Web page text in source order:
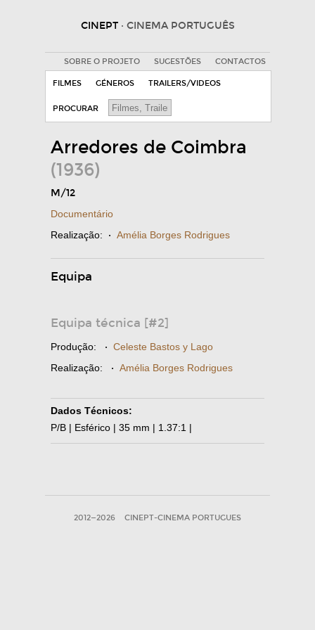
CINEPT · CINEMA PORTUGUÊS
SOBRE O PROJETO SUGESTÕES CONTACTOS
FILMES GÉNEROS TRAILERS/VIDEOS
PROCURAR
Arredores de Coimbra
(1936)
M/12
Documentário
Realização: · Amélia Borges Rodrigues
Equipa
Equipa técnica [#2]
Produção: · Celeste Bastos y Lago
Realização: · Amélia Borges Rodrigues
Dados Técnicos:
P/B | Esférico | 35 mm | 1.37:1 |
2012—2026 CINEPT-CINEMA PORTUGUES